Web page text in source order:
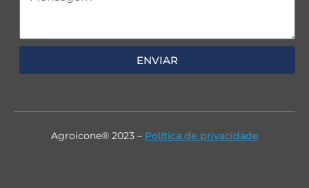
ENVIAR
Agroicone® 2023 – Política de privacidade